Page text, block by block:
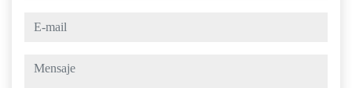
e-mail
mensaje